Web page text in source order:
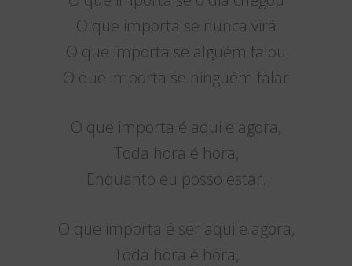
O que importa se nunca virá
O que importa se alguém falou
O que importa se ninguém falar
O que importa é aqui e agora,
Toda hora é hora,
Enquanto eu posso estar.
O que importa é ser aqui e agora,
Toda hora é hora,